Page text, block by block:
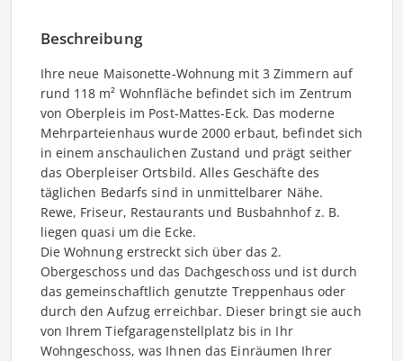
Beschreibung
Ihre neue Maisonette-Wohnung mit 3 Zimmern auf
rund 118 m² Wohnfläche befindet sich im Zentrum
von Oberpleis im Post-Mattes-Eck. Das moderne
Mehrparteienhaus wurde 2000 erbaut, befindet sich
in einem anschaulichen Zustand und prägt seither
das Oberpleiser Ortsbild. Alles Geschäfte des
täglichen Bedarfs sind in unmittelbarer Nähe.
Rewe, Friseur, Restaurants und Busbahnhof z. B.
liegen quasi um die Ecke.
Die Wohnung erstreckt sich über das 2.
Obergeschoss und das Dachgeschoss und ist durch
das gemeinschaftlich genutzte Treppenhaus oder
durch den Aufzug erreichbar. Dieser bringt sie auch
von Ihrem Tiefgaragenstellplatz bis in Ihr
Wohngeschoss, was Ihnen das Einräumen Ihrer